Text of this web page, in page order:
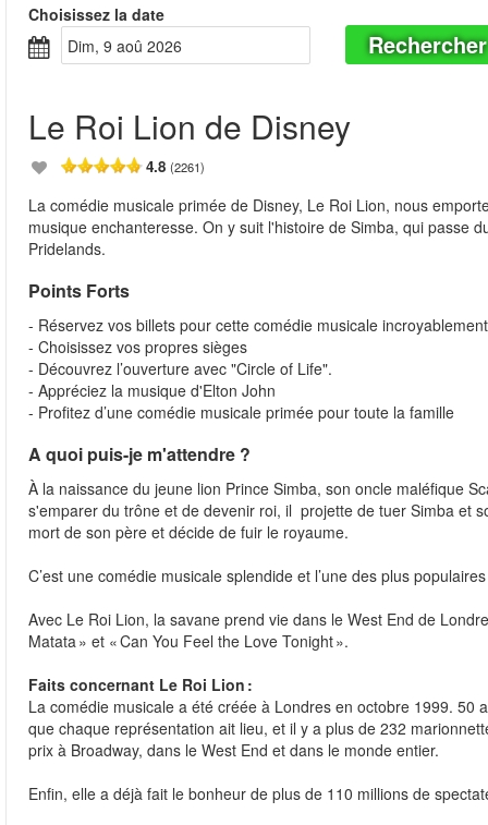
Choisissez la date
dim, 9 aoû 2026
Rechercher
Le Roi Lion de Disney
4.8 (2261)
La comédie musicale primée de Disney, Le Roi Lion, nous
musique enchanteresse. On y suit l'histoire de Simba, qui passe
Pridelands.
Points Forts
- Réservez vos billets pour cette comédie musicale
- Choisissez vos propres sièges
- Découvrez l’ouverture avec "Circle of Life".
- Appréciez la musique d'Elton John
- Profitez d’une comédie musicale primée pour toute la famille
A quoi puis-je m'attendre ?
À la naissance du jeune lion Prince Simba, son oncle maléfique
s'emparer du trône et de devenir roi, il projette de tuer Simba et
mort de son père et décide de fuir le royaume.
C’est une comédie musicale splendide et l’une des plus
Avec Le Roi Lion, la savane prend vie dans le West End de
Matata » et « Can You Feel the Love Tonight ».
Faits concernant Le Roi Lion :
La comédie musicale a été créée à Londres en octobre 1999.
que chaque représentation ait lieu, et il y a plus de 232
prix à Broadway, dans le West End et dans le monde entier.
Enfin, elle a déjà fait le bonheur de plus de 110 millions de